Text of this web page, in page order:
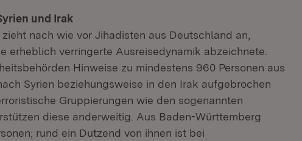
und Irak
nach wie vor Jihadisten aus Deutschland an,
erheblich verringerte Ausreisedynamik abzeichnete.
Hinweise zu mindestens 960 Personen aus
Syrien beziehungsweise in den Irak aufgebrochen
Gruppierungen wie den sogenannten
diese anderweitig. Aus Baden-Württemberg
rund ein Dutzend von ihnen ist bei